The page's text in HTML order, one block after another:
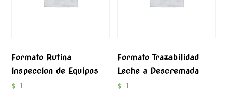
Formato Rutina
Inspeccion de Equipos
$1
Formato Trazabilidad
Leche a Descremada
$ 1